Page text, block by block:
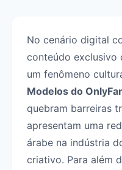
No cenário digital
conteúdo exclusivo
um fenômeno
Modelos do
quebram barreiras
apresentam uma
árabe na indústria
criativo. Para além